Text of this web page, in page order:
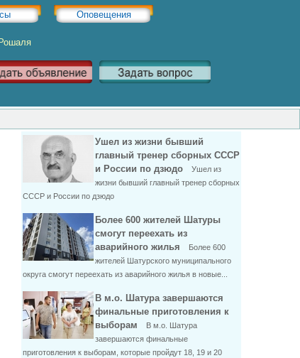
Оповещения
Ушел из жизни бывший
главный тренер сборных СССР
и России по дзюдо
Ушел из
жизни бывший главный тренер сборных
СССР и России по дзюдо
Более 600 жителей Шатуры
смогут переехать из
аварийного жилья
Более 600
жителей Шатурского муниципального
округа смогут переехать из аварийного жилья в новые...
В м.о. Шатура завершаются
финальные приготовления к
выборам
В м.о. Шатура
завершаются финальные
приготовления к выборам, которые пройдут 18, 19 и 20